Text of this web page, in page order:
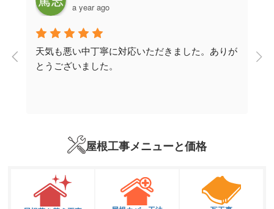
a year ago
天気も悪い中丁寧に対応いただきました。ありが
とうございました。
屋根工事メニューと価格